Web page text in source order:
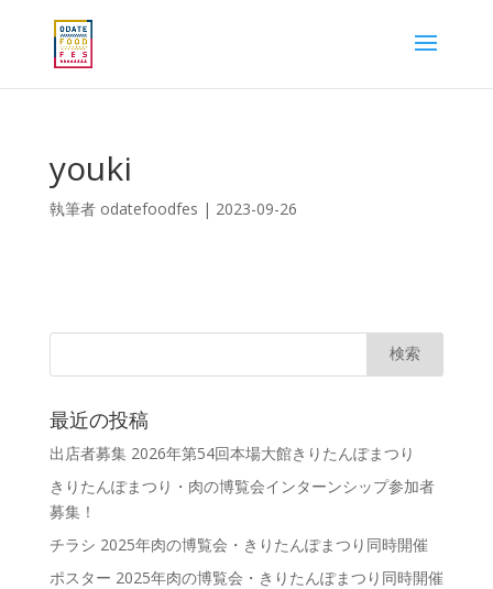
youki
執筆者 odatefoodfes | 2023-09-26
最近の投稿
出店者募集 2026年第54回本場大館きりたんぽまつり
きりたんぽまつり・肉の博覧会インターンシップ参加者
募集！
チラシ 2025年肉の博覧会・きりたんぽまつり同時開催
ポスター 2025年肉の博覧会・きりたんぽまつり同時開催